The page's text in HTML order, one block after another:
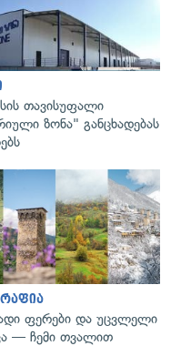
თავისუფალი
ზონა" განცხადებას
ფერები და უცვლელი
— ჩემი თვალით